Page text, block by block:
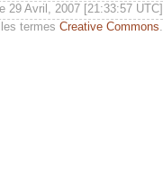
29 Avril, 2007 [21:33:57 UTC]
termes Creative Commons.